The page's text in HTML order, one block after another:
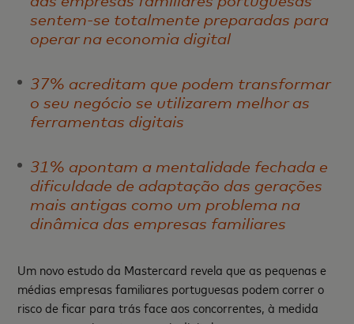
sentem-se totalmente preparadas para
operar na economia digital
37% acreditam que podem transformar
o seu negócio se utilizarem melhor as
ferramentas digitais
31% apontam a mentalidade fechada e
dificuldade de adaptação das gerações
mais antigas como um problema na
dinâmica das empresas familiares
Um novo estudo da Mastercard revela que as pequenas e
médias empresas familiares portuguesas podem correr o
risco de ficar para trás face aos concorrentes, à medida